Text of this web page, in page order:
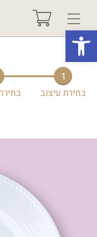
פתח סרגל
בחר אירוע +
שאלות ותשובות
גלריות
1
בחירת עיצוב